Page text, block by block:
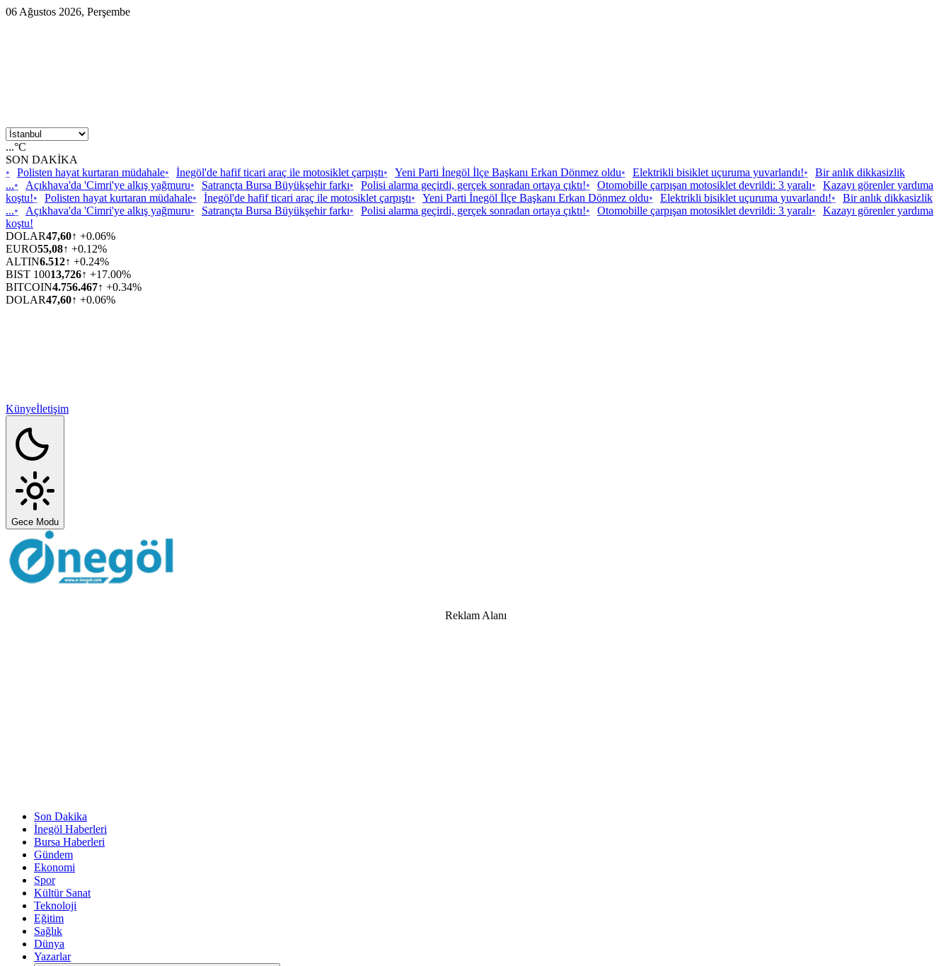
06 Ağustos 2026, Perşembe
...°C
SON DAKİKA
•
Polisten hayat kurtaran müdahale• İnegöl'de hafif ticari araç ile motosiklet çarpıştı• Yeni Parti İnegöl İlçe Başkanı Erkan Dönmez oldu• Elektrikli bisiklet uçuruma yuvarlandı!•
Bir anlık dikkasizlik
...• Açıkhava'da 'Cimri'ye alkış yağmuru• Satrançta Bursa Büyükşehir farkı• Polisi alarma geçirdi, gerçek sonradan ortaya çıktı!• Otomobille çarpışan motosiklet devrildi: 3 yaralı•
Kazayı görenler yardıma
koştu!• Polisten hayat kurtaran müdahale• İnegöl'de hafif ticari araç ile motosiklet çarpıştı• Yeni Parti İnegöl İlçe Başkanı Erkan Dönmez oldu• Elektrikli bisiklet uçuruma yuvarlandı!•
Bir anlık dikkasizlik
...• Açıkhava'da 'Cimri'ye alkış yağmuru• Satrançta Bursa Büyükşehir farkı• Polisi alarma geçirdi, gerçek sonradan ortaya çıktı!• Otomobille çarpışan motosiklet devrildi: 3 yaralı•
Kazayı görenler yardıma
koştu!
DOLAR47,60↑ +0.06%
EURO55,08↑ +0.12%
ALTIN6.512↑ +0.24%
BIST 10013,726↑ +17.00%
BITCOIN4.756.467↑ +0.34%
DOLAR47,60↑ +0.06%
Künyeİletişim
Gece Modu
Reklam Alanı
Son Dakika
İnegöl Haberleri
Bursa Haberleri
Gündem
Ekonomi
Spor
Kültür Sanat
Teknoloji
Eğitim
Sağlık
Dünya
Yazarlar